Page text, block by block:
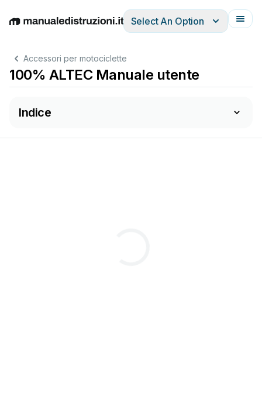
EnglishDeutschEspañolItalianoFrançais
Select An Option
Accessori per motociclette
100% ALTEC Manuale utente
Indice